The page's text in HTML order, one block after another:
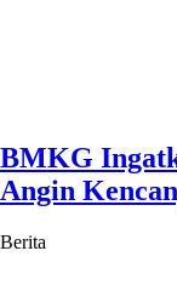
BMKG
Angin
Berita